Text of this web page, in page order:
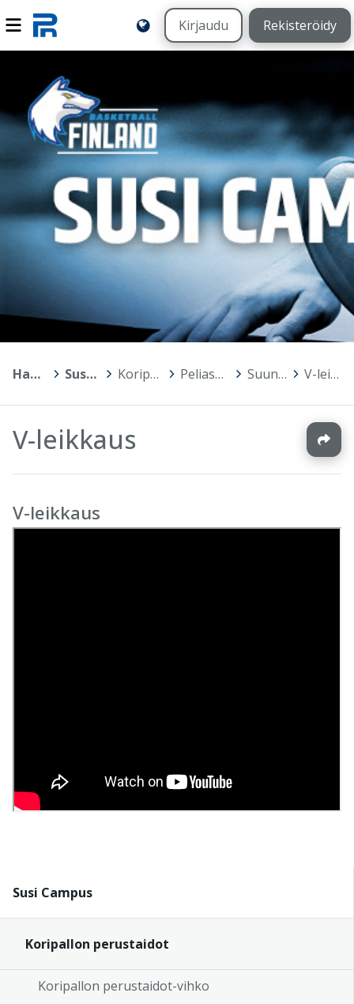
Kirjaudu Rekisteröidy
Hankkeet > Susi Campus > Koripallon perustaidot > Peliasento ja liikkuminen > Suunnanmuutokset > V-leikkaus
V-leikkaus
V-leikkaus
Susi Campus
Koripallon perustaidot
Koripallon perustaidot-vihko